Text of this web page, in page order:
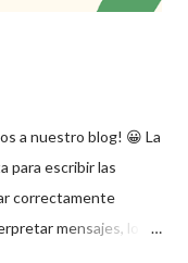
a nuestro blog! 😀 La
para escribir las
correctamente
mensajes, lo